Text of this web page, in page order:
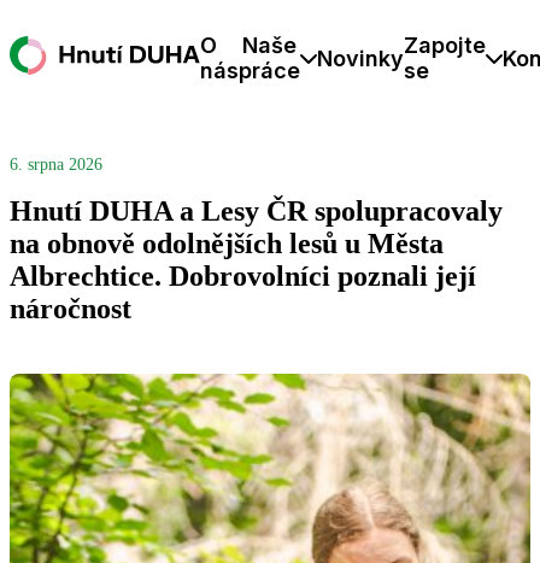
O
nás
Naše
práce
NovinkyZapojte
se
6. srpna 2026
Hnutí DUHA a Lesy ČR spolupracovaly
na obnově odolnějších lesů u Města
Albrechtice. Dobrovolníci poznali její
náročnost